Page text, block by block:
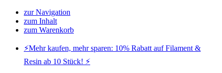
zur Navigation
zum Inhalt
zum Warenkorb
⚡️Mehr kaufen, mehr sparen: 10% Rabatt auf Filament &
Resin ab 10 Stück! ⚡️